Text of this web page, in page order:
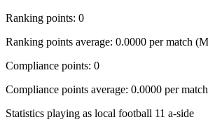
Ranking points: 0
Ranking points average: 0.0000 per match
Compliance points: 0
Compliance points average: 0.0000 per
Statistics playing as local football 11 a-side